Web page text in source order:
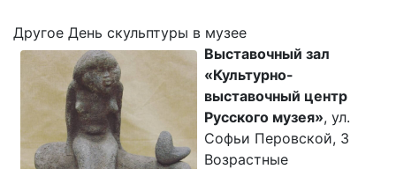
Другое День скульптуры в музее
Выставочный зал
«Культурно-
выставочный центр
Русского музея», ул.
Софьи Перовской, 3
Возрастные